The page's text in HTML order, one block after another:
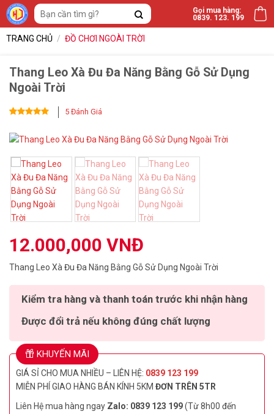
Bỏ
qua
nội
Tìm
kiếm:
Gọi mua hàng:
0839. 123. 199
TRANG CHỦ / ĐỒ CHƠI NGOÀI TRỜI
Thang Leo Xà Đu Đa Năng Bằng Gỗ Sử Dụng
Ngoài Trời
dựa trên
đánh giá
5Đánh Giá
12.000,000 VNĐ
Thang Leo Xà Đu Đa Năng Bằng Gỗ Sử Dụng Ngoài Trời
Kiểm tra hàng và thanh toán trước khi nhận hàng
Được đổi trả nếu không đúng chất lượng
KHUYẾN MÃI
GIÁ SỈ CHO MUA NHIỀU – LIÊN HỆ: 0839 123 199
MIỄN PHÍ GIAO HÀNG BÁN KÍNH 5KM ĐƠN TRÊN 5TR
Liên Hệ mua hàng ngay Zalo: 0839 123 199(Từ 8h00 đến